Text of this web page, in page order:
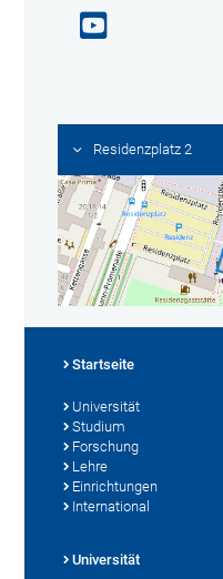
Residenzplatz 2
Startseite
Universität
Studium
Forschung
Lehre
Einrichtungen
International
Universität